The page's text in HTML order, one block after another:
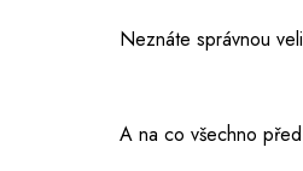
Neznáte správnou
A na co všechno